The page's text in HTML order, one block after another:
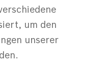
um den
unserer